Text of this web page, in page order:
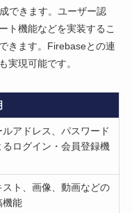
できます。ユーザー認
ト機能などを実装するこ
きます。Firebaseとの連
実現可能です。
ルアドレス、パスワード
るログイン・会員登録機
スト、画像、動画などの
機能